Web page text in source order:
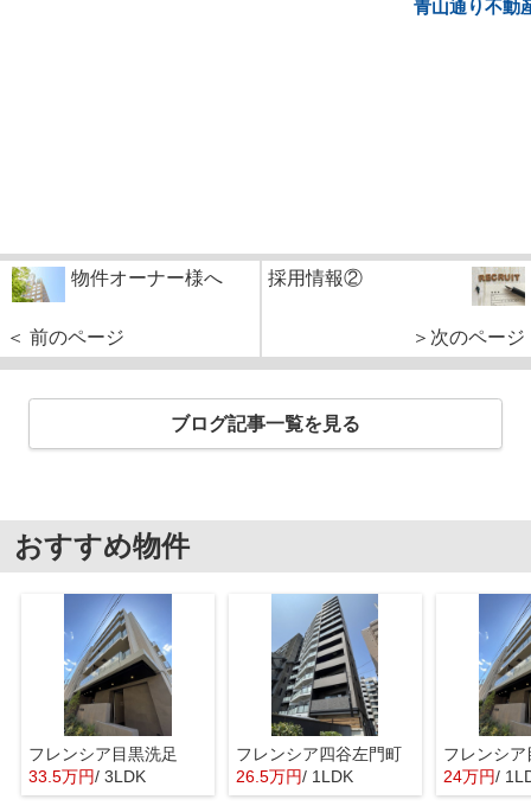
青山通り不動
物件オーナー様へ
＜ 前のページ
採用情報②
＞次のページ
ブログ記事一覧を見る
おすすめ物件
フレンシア目黒洗足
33.5万円/ 3LDK
フレンシア四谷左門町
26.5万円/ 1LDK
フレンシア
24万円/